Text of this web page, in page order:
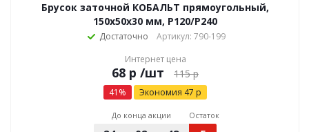
Брусок заточной КОБАЛЬТ прямоугольный,
150х50х30 мм, P120/P240
Достаточно
Артикул: 790-199
Интернет цена
р /шт 115р
41 % Экономия 47 р
До конца акции Остаток